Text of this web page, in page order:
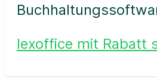
lexoffice mit Rabatt